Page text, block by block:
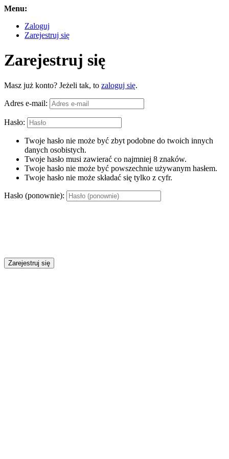
Menu:
Zaloguj
Zarejestruj się
Zarejestruj się
Masz już konto? Jeżeli tak, to zaloguj się.
Adres e-mail:
Hasło:
Twoje hasło nie może być zbyt podobne do twoich innych
danych osobistych.
Twoje hasło musi zawierać co najmniej 8 znaków.
Twoje hasło nie może być powszechnie używanym hasłem.
Twoje hasło nie może składać się tylko z cyfr.
Hasło (ponownie):
Zarejestruj się